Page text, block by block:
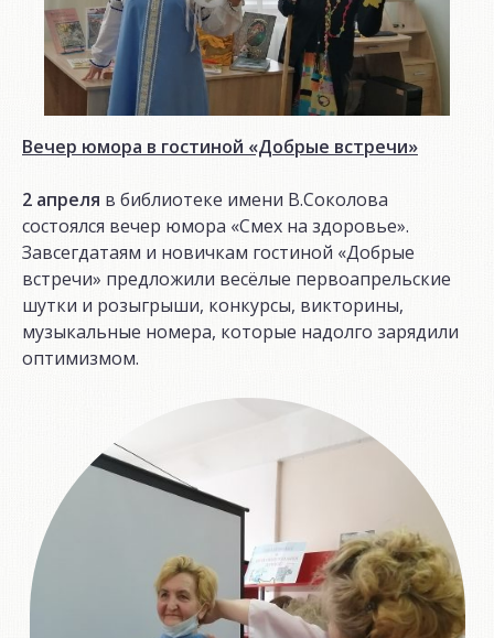
Вечер юмора в гостиной «Добрые встречи»
2 апреля в библиотеке имени В.Соколова
состоялся вечер юмора «Смех на здоровье».
Завсегдатаям и новичкам гостиной «Добрые
встречи» предложили весёлые первоапрельские
шутки и розыгрыши, конкурсы, викторины,
музыкальные номера, которые надолго зарядили
оптимизмом.